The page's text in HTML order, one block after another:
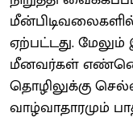
ஏற்பட்டது.
மீனவர்கள்
தொழிலுக்கு
வாழ்வாதாரமும்